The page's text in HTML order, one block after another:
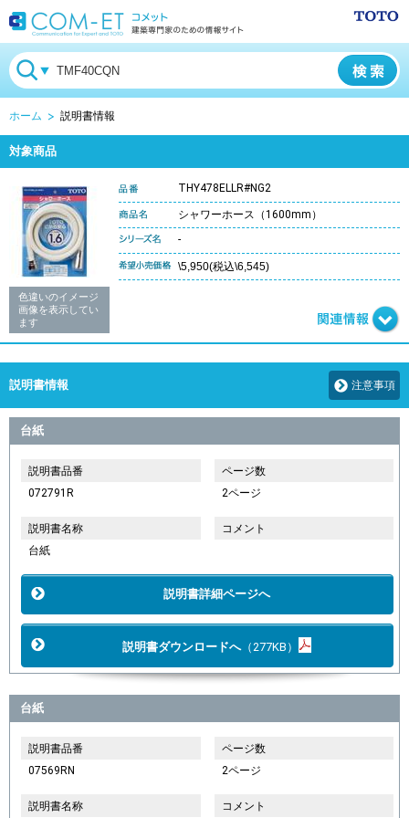
ホーム 説明書情報
対象商品
色違いのイメージ
画像を表示してい
ます
THY478ELLR#NG2
シャワーホース（1600mm）
-
\5,950(税込\6,545)
説明書情報 注意事項
台紙
説明書品番
072791R
ページ数
2ページ
説明書名称
台紙
コメント
説明書詳細ページへ
説明書ダウンロードへ（277KB）
台紙
説明書品番
07569RN
ページ数
2ページ
説明書名称 コメント